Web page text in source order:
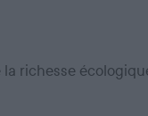
richesse